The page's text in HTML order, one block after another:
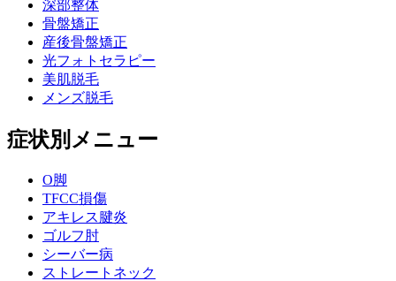
深部整体
骨盤矯正
産後骨盤矯正
光フォトセラピー
美肌脱毛
メンズ脱毛
症状別メニュー
O脚
TFCC損傷
アキレス腱炎
ゴルフ肘
シーバー病
ストレートネック